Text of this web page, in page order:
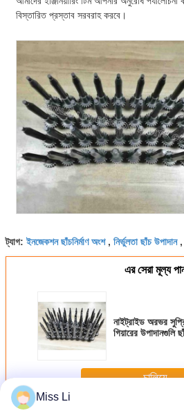
বিস্তারিত প্রস্তাব সরবরাহ করবে।
ট্যাগ:ইনজেকশন ছাঁচনির্মাণ অংশ, নির্ভুলতা ছাঁচ উপাদান
এর সেরা মূল্য
নাইট্রাইড অরভর
গিয়ারের উপাদানগুলি
চালিয়ে
Miss Li